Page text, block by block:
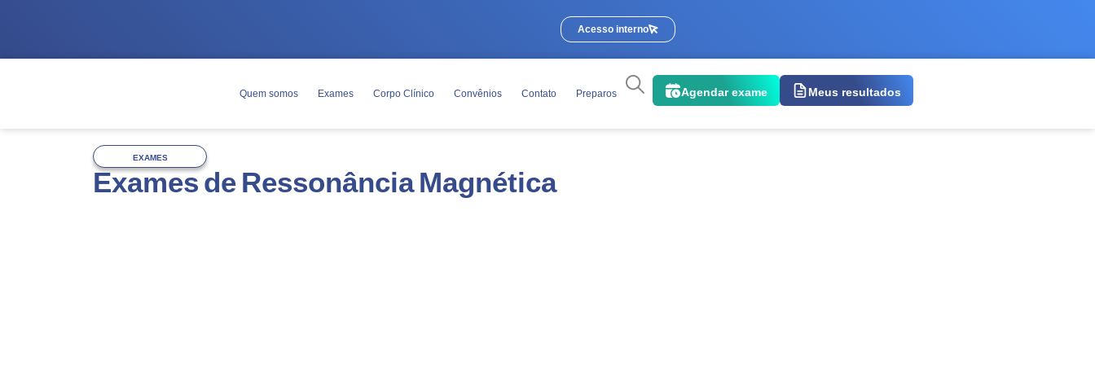
Acesso interno
Quem somos Exames Corpo Clínico Convênios Contato Preparos Agendar exame Meus resultados
EXAMES
Exames de Ressonância Magnética